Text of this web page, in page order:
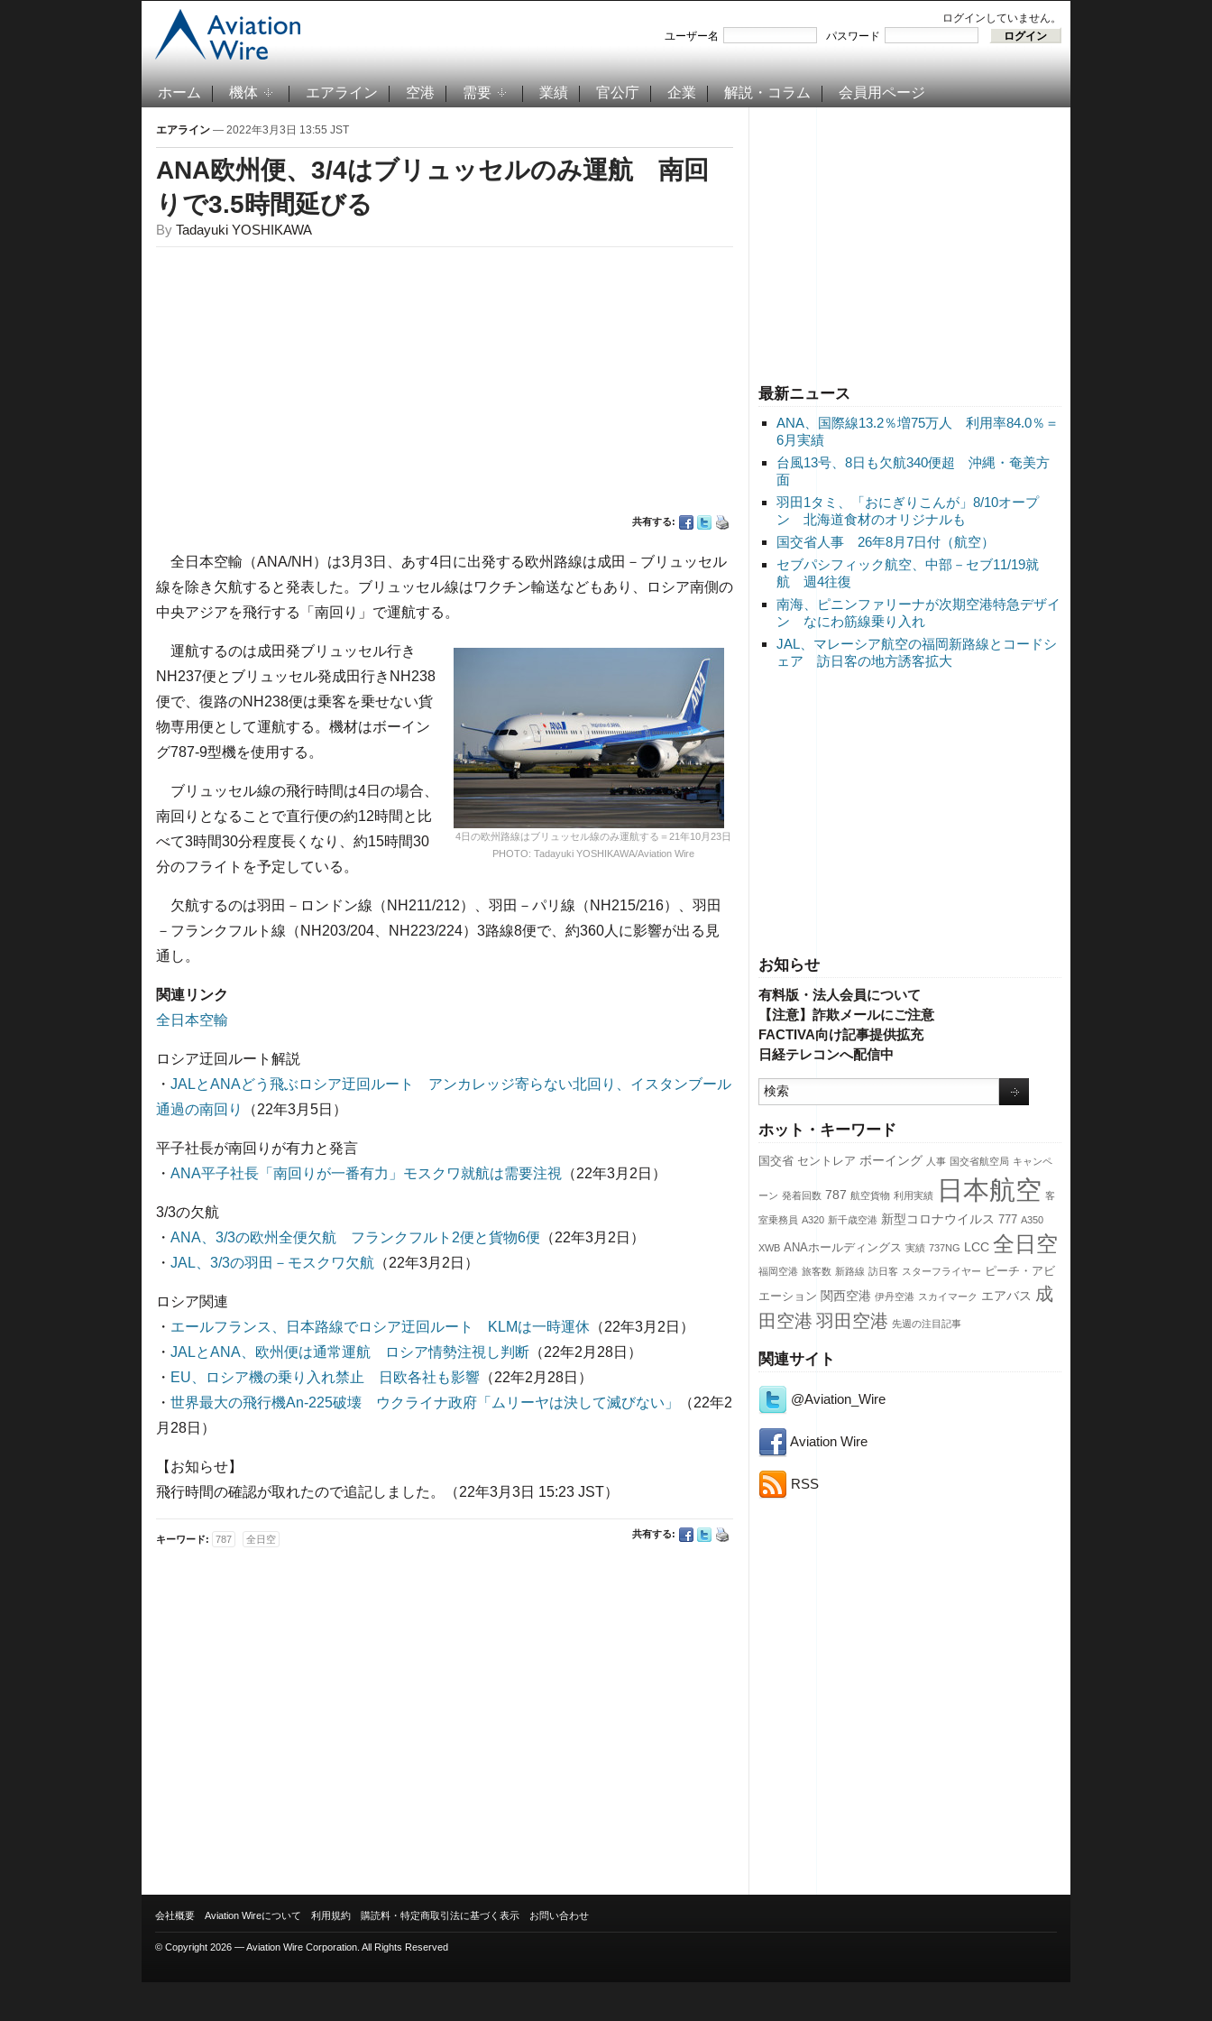
ログインしていません。
ユーザー名
パスワード
ホーム 機体 エアライン 空港 需要 業績 官公庁 企業 解説・コラム 会員用ページ
最新ニュース
ANA、国際線13.2％増75万人 利用率84.0％＝
6月実績
台風13号、8日も欠航340便超 沖縄・奄美方
面
羽田1タミ、「おにぎりこんが」8/10オープ
ン 北海道食材のオリジナルも
国交省人事 26年8月7日付（航空）
セブパシフィック航空、中部－セブ11/19就
航 週4往復
南海、ピニンファリーナが次期空港特急デザイ
ン なにわ筋線乗り入れ
JAL、マレーシア航空の福岡新路線とコードシ
ェア 訪日客の地方誘客拡大
お知らせ
有料版・法人会員について
【注意】詐欺メールにご注意
FACTIVA向け記事提供拡充
日経テレコンへ配信中
ホット・キーワード
国交省 セントレア ボーイング 人事 国交省航空局 キャンペ
ーン 発着回数 787 航空貨物 利用実績 日本航空 客
室乗務員 A320 新千歳空港 新型コロナウイルス 777 A350
XWB ANAホールディングス 実績 737NG LCC 全日空
福岡空港 旅客数 新路線 訪日客 スターフライヤー
ピーチ・アビ
エーション 関西空港 伊丹空港 スカイマーク エアバス 成
田空港 羽田空港 先週の注目記事
関連サイト
@Aviation_Wire
Aviation Wire
RSS
エアライン — 2022年3月3日 13:55 JST
ANA欧州便、3/4はブリュッセルのみ運航 南回
りで3.5時間延びる
By Tadayuki YOSHIKAWA
共有する:
全日本空輸（ANA/NH）は3月3日、あす4日に出発する欧州路線は成田－ブリュッセル
線を除き欠航すると発表した。ブリュッセル線はワクチン輸送などもあり、ロシア南側の
中央アジアを飛行する「南回り」で運航する。
4日の欧州路線はブリュッセル線のみ運航する＝21年10月23日
PHOTO: Tadayuki YOSHIKAWA/Aviation Wire
運航するのは成田発ブリュッセル行き
NH237便とブリュッセル発成田行きNH238
便で、復路のNH238便は乗客を乗せない貨
物専用便として運航する。機材はボーイン
グ787-9型機を使用する。
ブリュッセル線の飛行時間は4日の場合、
南回りとなることで直行便の約12時間と比
べて3時間30分程度長くなり、約15時間30
分のフライトを予定している。
欠航するのは羽田－ロンドン線（NH211/212）、羽田－パリ線（NH215/216）、羽田
－フランクフルト線（NH203/204、NH223/224）3路線8便で、約360人に影響が出る見
通し。
関連リンク
全日本空輸
ロシア迂回ルート解説
・ JALとANAどう飛ぶロシア迂回ルート アンカレッジ寄らない北回り、イスタンブール
通過の南回り
（22年3月5日）
平子社長が南回りが有力と発言
・ ANA平子社長「南回りが一番有力」モスクワ就航は需要注視 （22年3月2日）
3/3の欠航
・ ANA、3/3の欧州全便欠航 フランクフルト2便と貨物6便 （22年3月2日）
・ JAL、3/3の羽田－モスクワ欠航 （22年3月2日）
ロシア関連
・ エールフランス、日本路線でロシア迂回ルート KLMは一時運休 （22年3月2日）
・ JALとANA、欧州便は通常運航 ロシア情勢注視し判断 （22年2月28日）
・ EU、ロシア機の乗り入れ禁止 日欧各社も影響 （22年2月28日）
・ 世界最大の飛行機An-225破壊 ウクライナ政府「ムリーヤは決して滅びない」
（22年2
月28日）
【お知らせ】
飛行時間の確認が取れたので追記しました。（22年3月3日 15:23 JST）
共有する:
キーワード: 787 全日空
会社概要 Aviation Wireについて 利用規約 購読料・特定商取引法に基づく表示 お問い合わせ
© Copyright 2026 — Aviation Wire Corporation. All Rights Reserved